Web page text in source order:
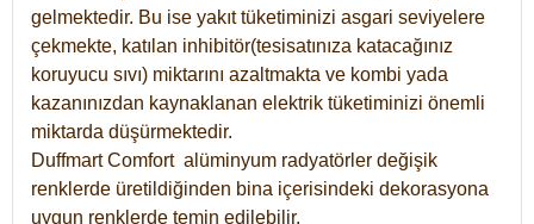
gelmektedir. Bu ise yakıt tüketiminizi asgari seviyelere
çekmekte, katılan inhibitör(tesisatınıza katacağınız
koruyucu sıvı) miktarını azaltmakta ve kombi yada
kazanınızdan kaynaklanan elektrik tüketiminizi önemli
miktarda düşürmektedir.
Duffmart Comfort alüminyum radyatörler değişik
renklerde üretildiğinden bina içerisindeki dekorasyona
uygun renklerde temin edilebilir.